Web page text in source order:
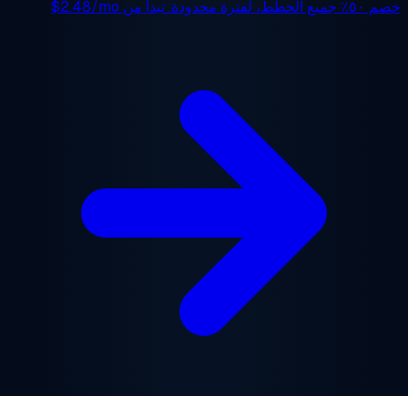
٥٠٪ جميع الخطط، لفترة محدودة. تبدأ من $2.48/mo